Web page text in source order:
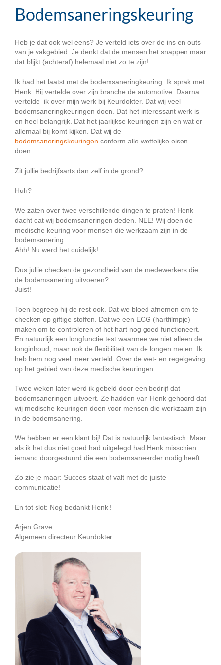
Bodemsaneringskeuring
Heb je dat ook wel eens? Je verteld iets over de ins en outs
van je vakgebied. Je denkt dat de mensen het snappen maar
dat blijkt (achteraf) helemaal niet zo te zijn!
Ik had het laatst met de bodemsaneringkeuring. Ik sprak met
Henk. Hij vertelde over zijn branche de automotive. Daarna
vertelde ik over mijn werk bij Keurdokter. Dat wij veel
bodemsaneringkeuringen doen. Dat het interessant werk is
en heel belangrijk. Dat het jaarlijkse keuringen zijn en wat er
allemaal bij komt kijken. Dat wij de
bodemsaneringskeuringen conform alle wettelijke eisen
doen.
Zit jullie bedrijfsarts dan zelf in de grond?
Huh?
We zaten over twee verschillende dingen te praten! Henk
dacht dat wij bodemsaneringen deden. NEE! Wij doen de
medische keuring voor mensen die werkzaam zijn in de
bodemsanering.
Ahh! Nu werd het duidelijk!
Dus jullie checken de gezondheid van de medewerkers die
de bodemsanering uitvoeren?
Juist!
Toen begreep hij de rest ook. Dat we bloed afnemen om te
checken op giftige stoffen. Dat we een ECG (hartfilmpje)
maken om te controleren of het hart nog goed functioneert.
En natuurlijk een longfunctie test waarmee we niet alleen de
longinhoud, maar ook de flexibiliteit van de longen meten. Ik
heb hem nog veel meer verteld. Over de wet- en regelgeving
op het gebied van deze medische keuringen.
Twee weken later werd ik gebeld door een bedrijf dat
bodemsaneringen uitvoert. Ze hadden van Henk gehoord dat
wij medische keuringen doen voor mensen die werkzaam zijn
in de bodemsanering.
We hebben er een klant bij! Dat is natuurlijk fantastisch. Maar
als ik het dus niet goed had uitgelegd had Henk misschien
iemand doorgestuurd die een bodemsaneerder nodig heeft.
Zo zie je maar: Succes staat of valt met de juiste
communicatie!
En tot slot: Nog bedankt Henk !
Arjen Grave
Algemeen directeur Keurdokter